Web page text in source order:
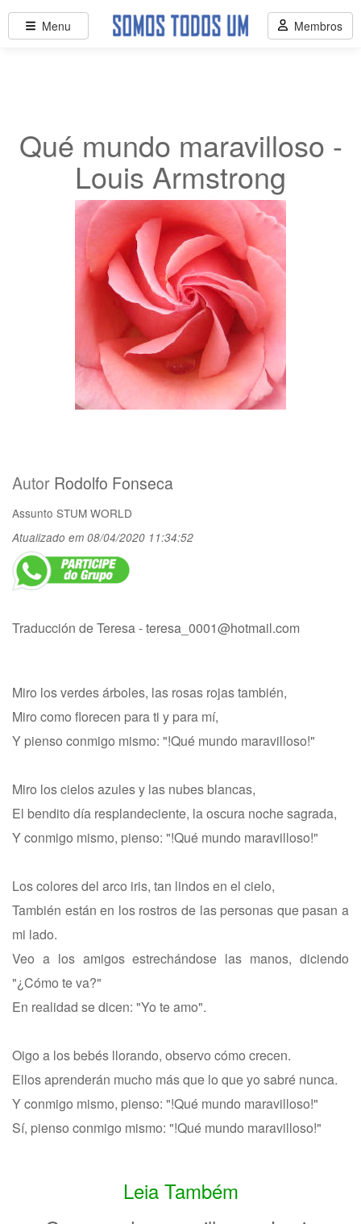
Qué mundo maravilloso -
Louis Armstrong
Autor Rodolfo Fonseca
Assunto STUM WORLD
Atualizado em 08/04/2020 11:34:52
Traducción de Teresa -teresa_0001@hotmail.com
Miro los verdes árboles, las rosas rojas también,
Miro como florecen para ti y para mí,
Y pienso conmigo mismo: "!Qué mundo maravilloso!"
Miro los cielos azules y las nubes blancas,
El bendito día resplandeciente, la oscura noche sagrada,
Y conmigo mismo, pienso: "!Qué mundo maravilloso!"
Los colores del arco iris, tan lindos en el cielo,
También están en los rostros de las personas que pasan a
mi lado.
Veo a los amigos estrechándose las manos, diciendo
"¿Cómo te va?"
En realidad se dicen: "Yo te amo".
Oigo a los bebés llorando, observo cómo crecen.
Ellos aprenderán mucho más que lo que yo sabré nunca.
Y conmigo mismo, pienso: "!Qué mundo maravilloso!"
Sí, pienso conmigo mismo: "!Qué mundo maravilloso!"
Leia Também
Menu Membros